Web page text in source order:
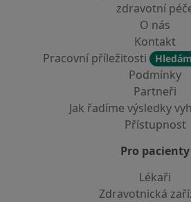
zdravotní
O nás
Kontakt
Pracovní příležitosti
Podmínky
Partneři
Jak řadíme výsledky
Přístupnost
Pro pacienty
Lékaři
Zdravotnická